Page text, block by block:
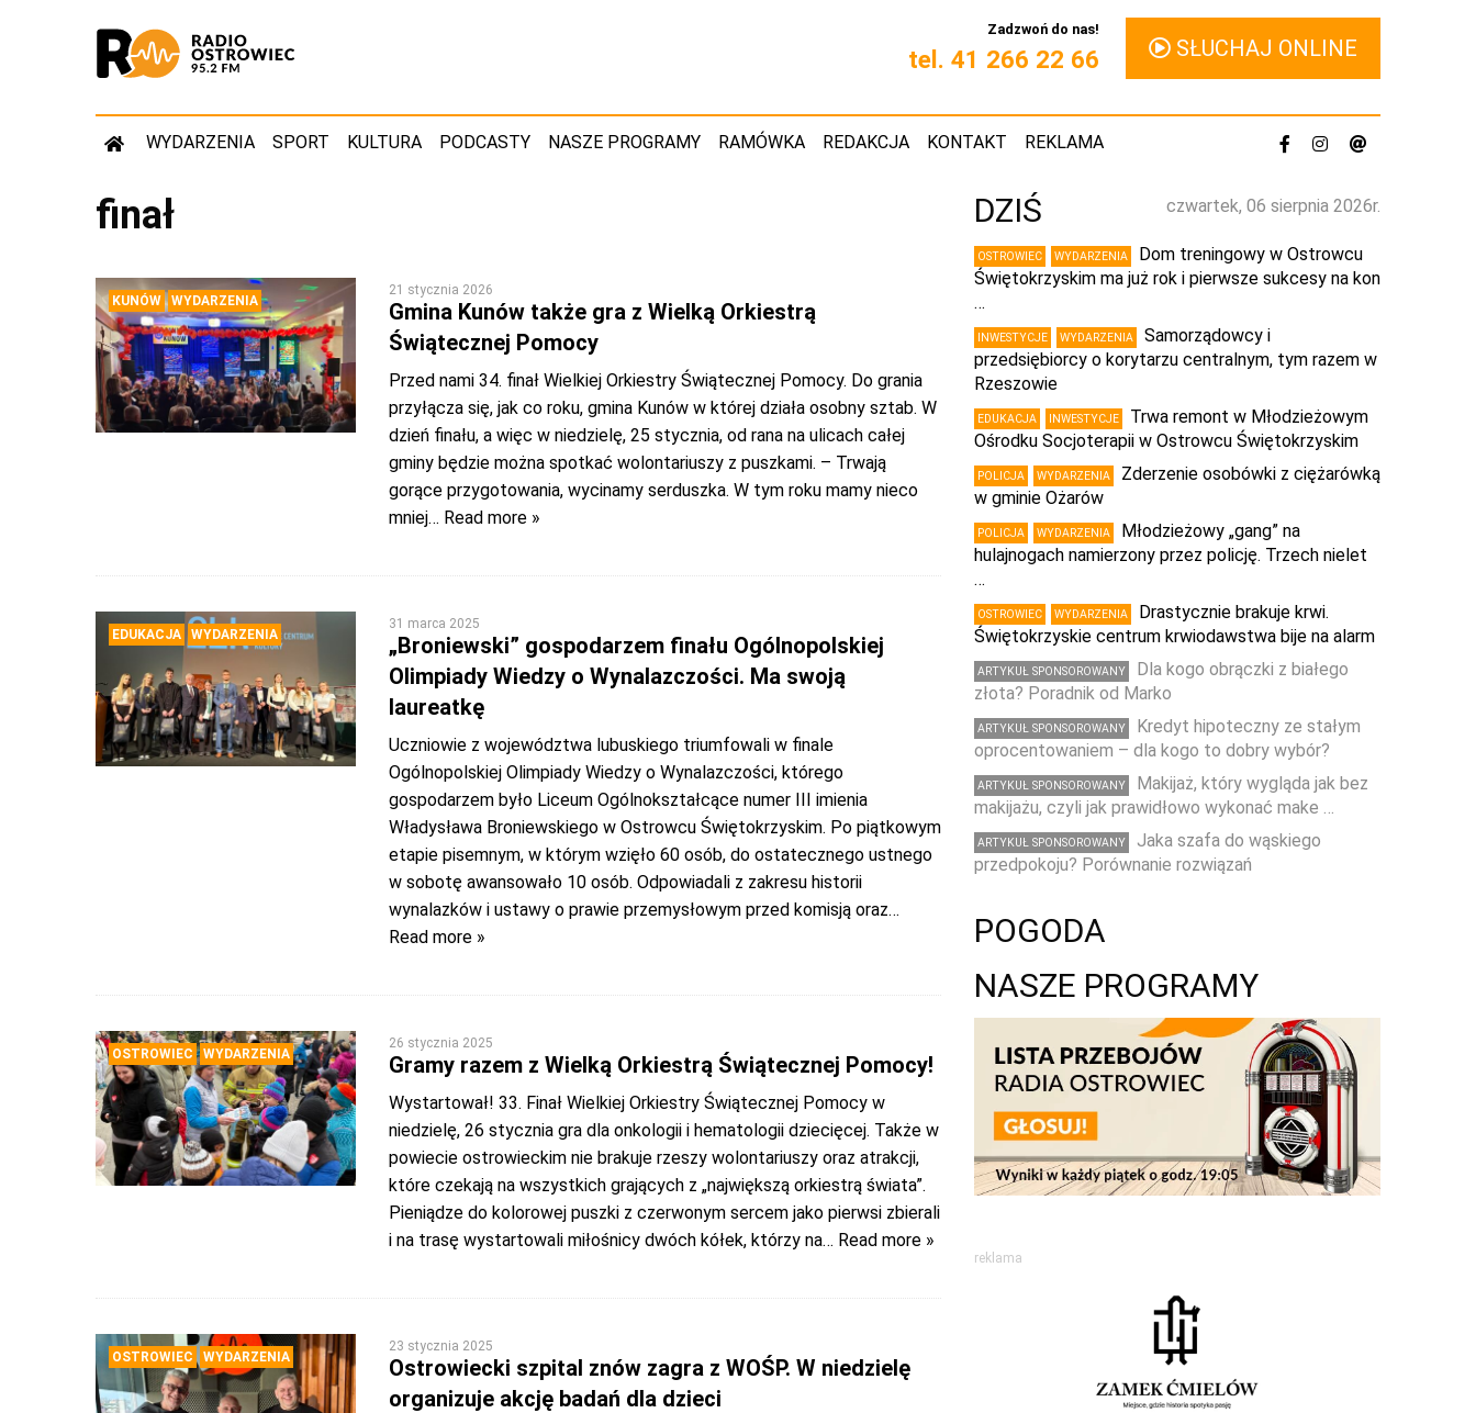
Zadzwoń do nas!
tel. 41 266 22 66 SŁUCHAJ ONLINE
WYDARZENIA SPORT KULTURA PODCASTY NASZE PROGRAMY RAMÓWKA REDAKCJA KONTAKT REKLAMA
finał
KUNÓW WYDARZENIA
21 stycznia 2026
Gmina Kunów także gra z Wielką Orkiestrą
Świątecznej Pomocy
Przed nami 34. finał Wielkiej Orkiestry Świątecznej Pomocy. Do grania
przyłącza się, jak co roku, gmina Kunów w której działa osobny sztab. W
dzień finału, a więc w niedzielę, 25 stycznia, od rana na ulicach całej
gminy będzie można spotkać wolontariuszy z puszkami. – Trwają
gorące przygotowania, wycinamy serduszka. W tym roku mamy nieco
mniej… Read more »
EDUKACJA WYDARZENIA
31 marca 2025
„Broniewski” gospodarzem finału Ogólnopolskiej
Olimpiady Wiedzy o Wynalazczości. Ma swoją
laureatkę
Uczniowie z województwa lubuskiego triumfowali w finale
Ogólnopolskiej Olimpiady Wiedzy o Wynalazczości, którego
gospodarzem było Liceum Ogólnokształcące numer III imienia
Władysława Broniewskiego w Ostrowcu Świętokrzyskim. Po piątkowym
etapie pisemnym, w którym wzięło 60 osób, do ostatecznego ustnego
w sobotę awansowało 10 osób. Odpowiadali z zakresu historii
wynalazków i ustawy o prawie przemysłowym przed komisją oraz…
Read more »
OSTROWIEC WYDARZENIA
26 stycznia 2025
Gramy razem z Wielką Orkiestrą Świątecznej Pomocy!
Wystartował! 33. Finał Wielkiej Orkiestry Świątecznej Pomocy w
niedzielę, 26 stycznia gra dla onkologii i hematologii dziecięcej. Także w
powiecie ostrowieckim nie brakuje rzeszy wolontariuszy oraz atrakcji,
które czekają na wszystkich grających z „największą orkiestrą świata”.
Pieniądze do kolorowej puszki z czerwonym sercem jako pierwsi zbierali
i na trasę wystartowali miłośnicy dwóch kółek, którzy na… Read more »
OSTROWIEC WYDARZENIA
23 stycznia 2025
Ostrowiecki szpital znów zagra z WOŚP. W niedzielę
organizuje akcję badań dla dzieci
czwartek, 06 sierpnia 2026r.
DZIŚ
OSTROWIEC WYDARZENIA
Dom treningowy w Ostrowcu
Świętokrzyskim ma już rok i pierwsze sukcesy na kon
…
INWESTYCJE WYDARZENIA
Samorządowcy i
przedsiębiorcy o korytarzu centralnym, tym razem w
Rzeszowie
EDUKACJA INWESTYCJE
Trwa remont w Młodzieżowym
Ośrodku Socjoterapii w Ostrowcu Świętokrzyskim
POLICJA WYDARZENIA
Zderzenie osobówki z ciężarówką
w gminie Ożarów
POLICJA WYDARZENIA
Młodzieżowy „gang” na
hulajnogach namierzony przez policję. Trzech nielet
…
OSTROWIEC WYDARZENIA
Drastycznie brakuje krwi.
Świętokrzyskie centrum krwiodawstwa bije na alarm
ARTYKUŁ SPONSOROWANY
Dla kogo obrączki z białego
złota? Poradnik od Marko
ARTYKUŁ SPONSOROWANY
Kredyt hipoteczny ze stałym
oprocentowaniem – dla kogo to dobry wybór?
ARTYKUŁ SPONSOROWANY
Makijaż, który wygląda jak bez
makijażu, czyli jak prawidłowo wykonać make …
ARTYKUŁ SPONSOROWANY
Jaka szafa do wąskiego
przedpokoju? Porównanie rozwiązań
POGODA
NASZE PROGRAMY
reklama